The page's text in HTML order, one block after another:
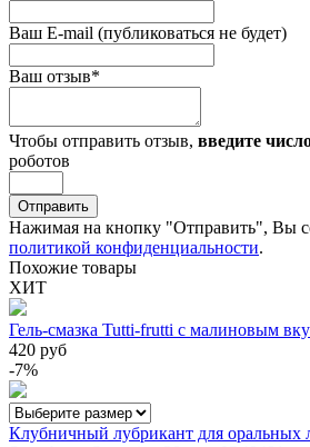
Ваш E-mail (публиковаться не будет)
Ваш отзыв*
Чтобы отправить отзыв, введите
роботов
Отправить
Нажимая на кнопку "Отправить", Вы
политикой конфиденциальности.
Похожие товары
ХИТ
Гель-смазка Tutti-frutti с малиновым
420 руб
-7%
Клубничный лубрикант для оральных